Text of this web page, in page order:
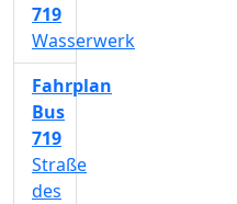
719
Wasserwerk
Fahrplan
Bus
719
Straße
des